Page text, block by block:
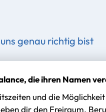
genau richtig bist
die ihren Namen
und die
dir den Freiraum,